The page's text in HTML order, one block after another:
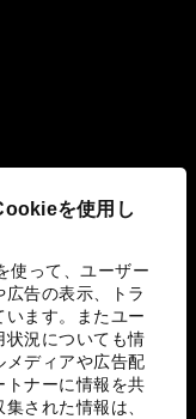
を使用し
使って、ユーザー
告の表示、トラ
ます。またユー
状況についても情
メディアや広告配
トナーに情報を共
された情報は、